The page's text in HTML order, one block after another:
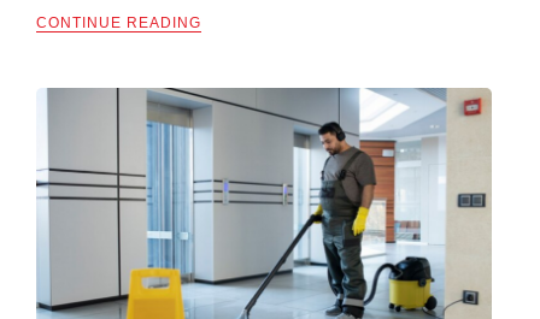
CONTINUE READING